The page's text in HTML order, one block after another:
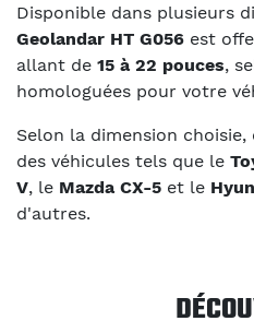
Disponible dans plusieurs
Geolandar HT G056 est
allant de 15 à 22 pouces,
homologuées pour votre
Selon la dimension
des véhicules tels que le
V, le Mazda CX-5 et le
d'autres.